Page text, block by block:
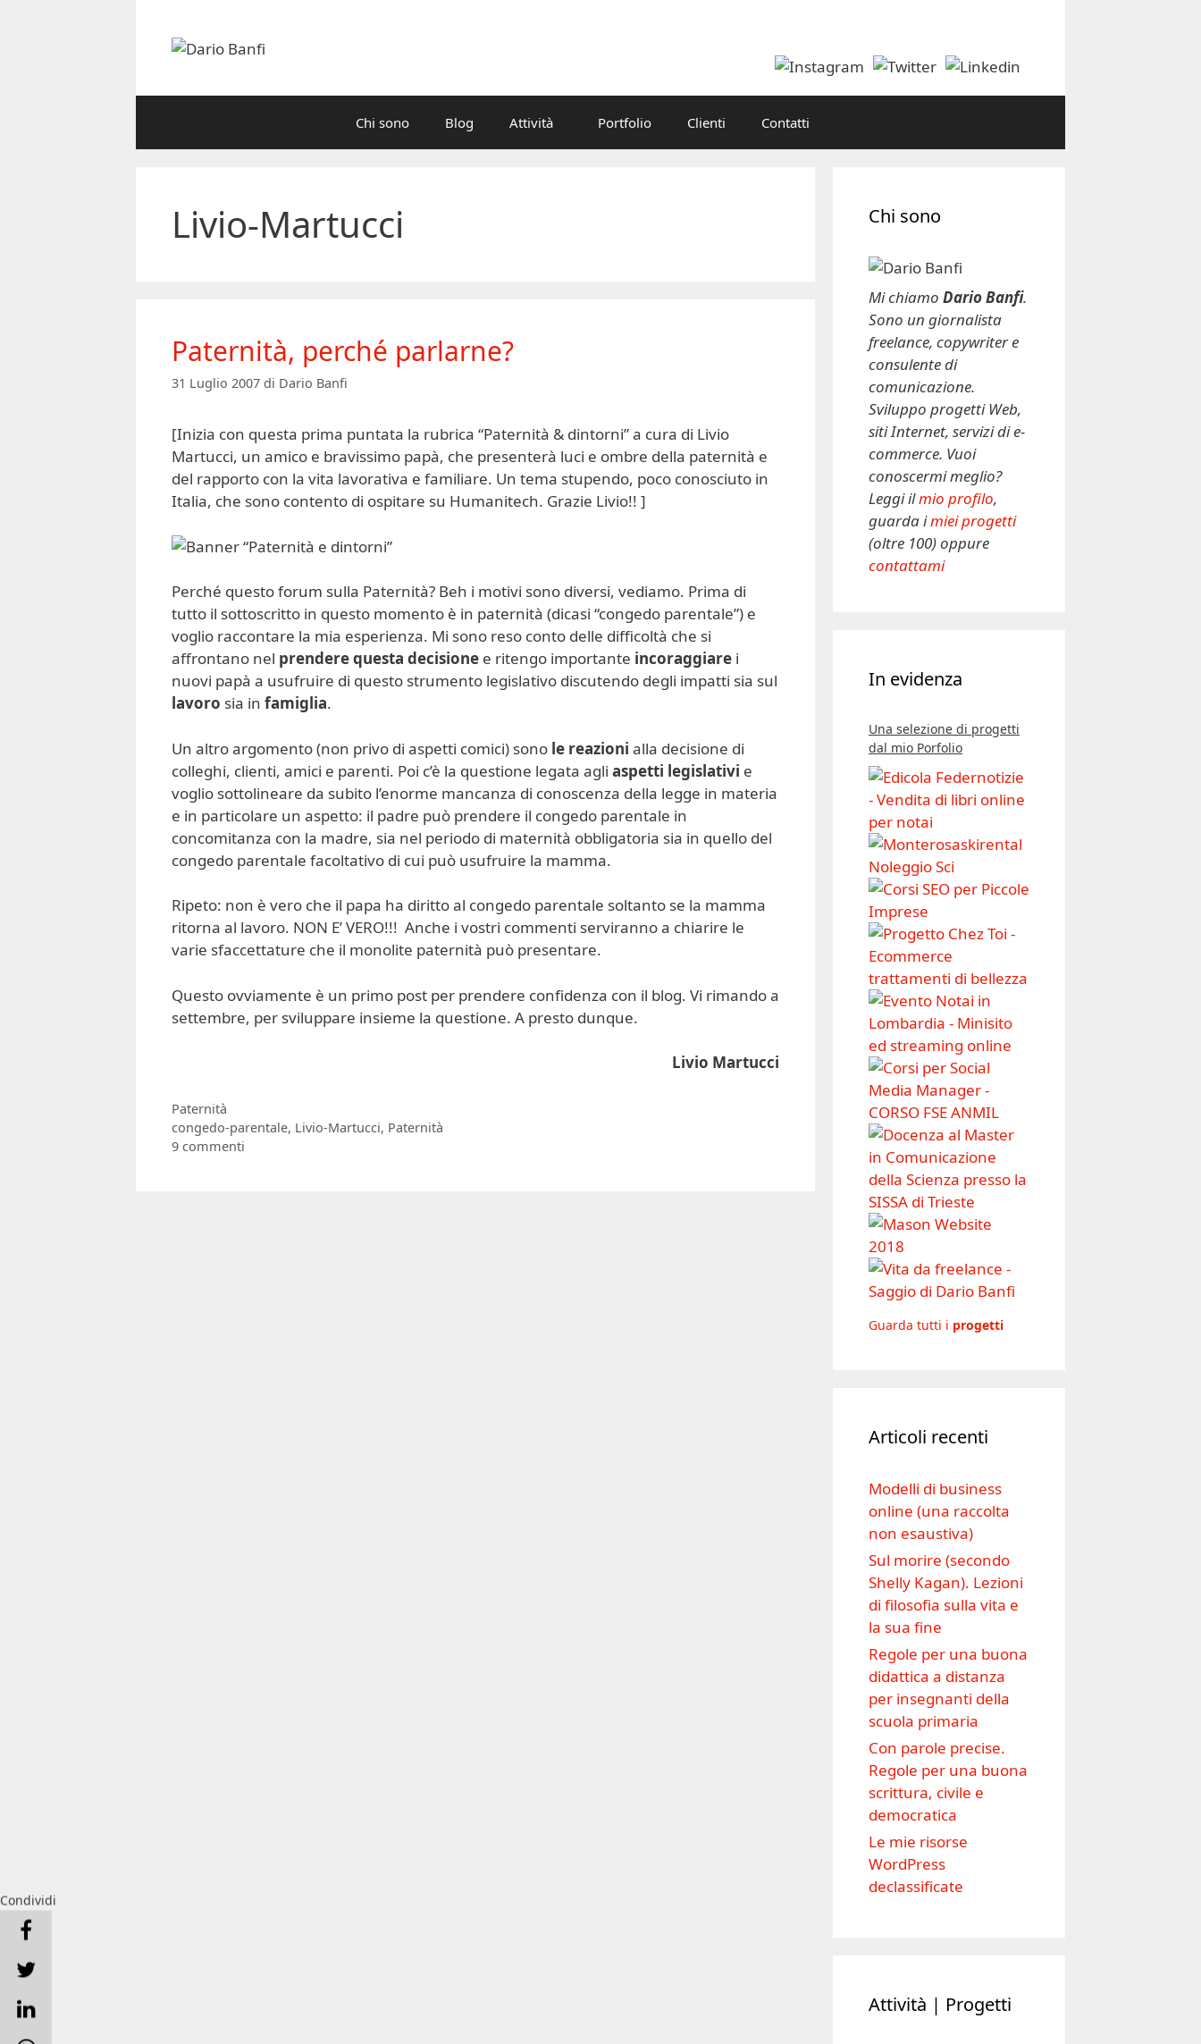
Chi sono Blog Attività Portfolio Clienti Contatti
Livio-Martucci
Paternità, perché parlarne?
31 Luglio 2007 di Dario Banfi
[Inizia con questa prima puntata la rubrica “Paternità & dintorni” a cura di Livio
Martucci, un amico e bravissimo papà, che presenterà luci e ombre della paternità e
del rapporto con la vita lavorativa e familiare. Un tema stupendo, poco conosciuto in
Italia, che sono contento di ospitare su Humanitech. Grazie Livio!! ]
Perché questo forum sulla Paternità? Beh i motivi sono diversi, vediamo. Prima di
tutto il sottoscritto in questo momento è in paternità (dicasi “congedo parentale”) e
voglio raccontare la mia esperienza. Mi sono reso conto delle difficoltà che si
affrontano nel prendere questa decisione e ritengo importante incoraggiare i
nuovi papà a usufruire di questo strumento legislativo discutendo degli impatti sia sul
lavoro sia in famiglia.
Un altro argomento (non privo di aspetti comici) sono le reazioni alla decisione di
colleghi, clienti, amici e parenti. Poi c’è la questione legata agli aspetti legislativi e
voglio sottolineare da subito l’enorme mancanza di conoscenza della legge in materia
e in particolare un aspetto: il padre può prendere il congedo parentale in
concomitanza con la madre, sia nel periodo di maternità obbligatoria sia in quello del
congedo parentale facoltativo di cui può usufruire la mamma.
Ripeto: non è vero che il papa ha diritto al congedo parentale soltanto se la mamma
ritorna al lavoro. NON E’ VERO!!! Anche i vostri commenti serviranno a chiarire le
varie sfaccettature che il monolite paternità può presentare.
Questo ovviamente è un primo post per prendere confidenza con il blog. Vi rimando a
settembre, per sviluppare insieme la questione. A presto dunque.
Livio Martucci
Categorie
Paternità
Tag
congedo-parentale, Livio-Martucci, Paternità
9 commenti
Chi sono
Mi chiamo Dario Banfi.
Sono un giornalista
freelance, copywriter e
consulente di
comunicazione.
Sviluppo progetti Web,
siti Internet, servizi di e-
commerce. Vuoi
conoscermi meglio?
Leggi ilmio profilo,
guarda imiei progetti
(oltre 100) oppure
contattami
In evidenza
Una selezione di progetti
dal mio Porfolio
Guarda tutti i progetti
Articoli recenti
Modelli di business
online (una raccolta
non esaustiva)
Sul morire (secondo
Shelly Kagan). Lezioni
di filosofia sulla vita e
la sua fine
Regole per una buona
didattica a distanza
per insegnanti della
scuola primaria
Con parole precise.
Regole per una buona
scrittura, civile e
democratica
Le mie risorse
WordPress
declassificate
Attività | Progetti
Condividi